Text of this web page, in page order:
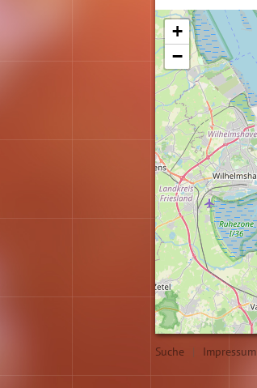
Karte wird geladen...
+
−
Suche | Impressum